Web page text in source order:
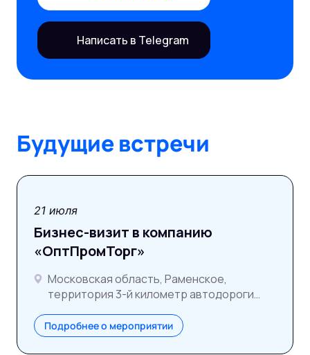
Написать в Telegram
Будущие встречи
21 июля
Бизнес-визит в компанию
«ОптПромТорг»
Московская область, Раменское,
территория 3-й километр автодороги
Подробнее о мероприятии